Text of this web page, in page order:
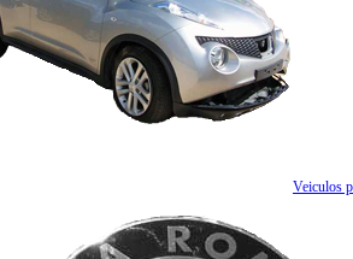
Veiculos